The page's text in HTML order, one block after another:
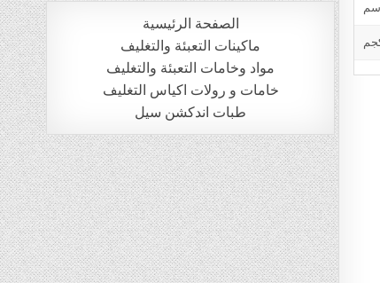
الصفحة الرئيسية
ماكينات التعبئة والتغليف
مواد وخامات التعبئة والتغليف
خامات و رولات اكياس التغليف
طبات اندكشن سيل